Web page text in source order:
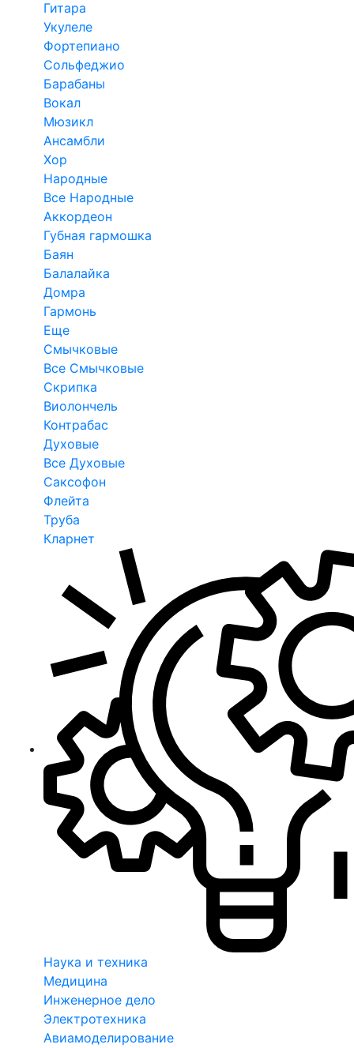
Гитара
Укулеле
Фортепиано
Сольфеджио
Барабаны
Вокал
Мюзикл
Ансамбли
Хор
Народные
Все Народные
Аккордеон
Губная гармошка
Баян
Балалайка
Домра
Гармонь
Еще
Смычковые
Все Смычковые
Скрипка
Виолончель
Контрабас
Духовые
Все Духовые
Саксофон
Флейта
Труба
Кларнет
Наука и техника
Медицина
Инженерное дело
Электротехника
Авиамоделирование